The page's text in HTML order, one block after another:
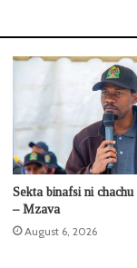
Sekta binafsi ni
– Mzava
August 6, 2026